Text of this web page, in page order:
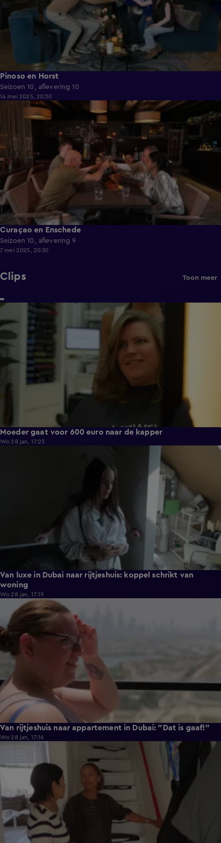
Pinoso en Horst
Seizoen 10, aflevering 10
14 mei 2025, 20:30
Curaçao en Enschede
Seizoen 10, aflevering 9
7 mei 2025, 20:30
Clips Toon meer
0:52
Moeder gaat voor 600 euro naar de kapper
Wo 28 jan, 17:23
Van luxe in Dubai naar rijtjeshuis: koppel schrikt van
woning
Wo 28 jan, 17:19
Van rijtjeshuis naar appartement in Dubai: "Dat is gaaf!"
Wo 28 jan, 17:16